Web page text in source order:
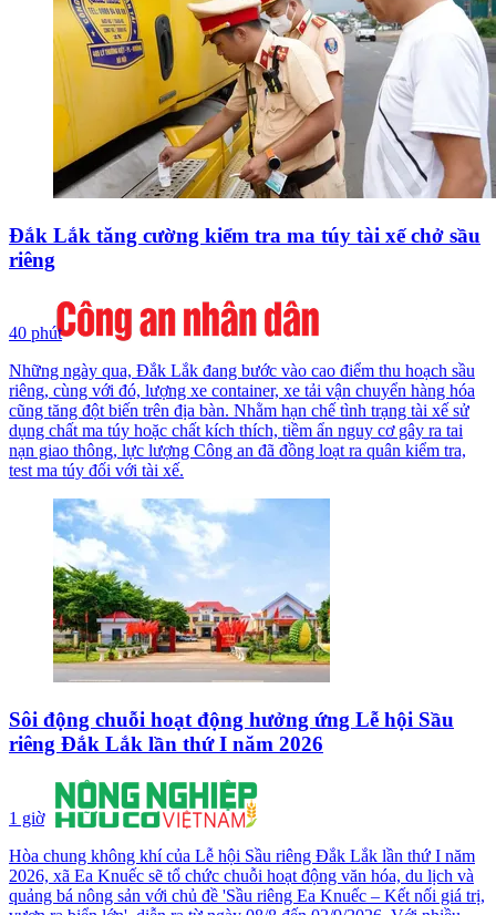
Đắk Lắk tăng cường kiểm tra ma túy tài xế chở sầu
riêng
40 phút
Những ngày qua, Đắk Lắk đang bước vào cao điểm thu hoạch sầu
riêng, cùng với đó, lượng xe container, xe tải vận chuyển hàng hóa
cũng tăng đột biến trên địa bàn. Nhằm hạn chế tình trạng tài xế sử
dụng chất ma túy hoặc chất kích thích, tiềm ẩn nguy cơ gây ra tai
nạn giao thông, lực lượng Công an đã đồng loạt ra quân kiểm tra,
test ma túy đối với tài xế.
Sôi động chuỗi hoạt động hưởng ứng Lễ hội Sầu
riêng Đắk Lắk lần thứ I năm 2026
1 giờ
Hòa chung không khí của Lễ hội Sầu riêng Đắk Lắk lần thứ I năm
2026, xã Ea Knuếc sẽ tổ chức chuỗi hoạt động văn hóa, du lịch và
quảng bá nông sản với chủ đề 'Sầu riêng Ea Knuếc – Kết nối giá trị,